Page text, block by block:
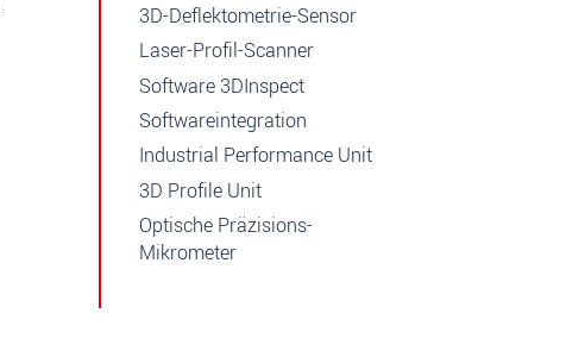
3D-Deflektometrie-Sensor
Laser-Profil-Scanner
Software 3DInspect
Softwareintegration
Industrial Performance Unit
3D Profile Unit
Optische Präzisions-
Mikrometer